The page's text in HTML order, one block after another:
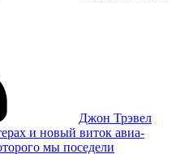
Джон Трэвел